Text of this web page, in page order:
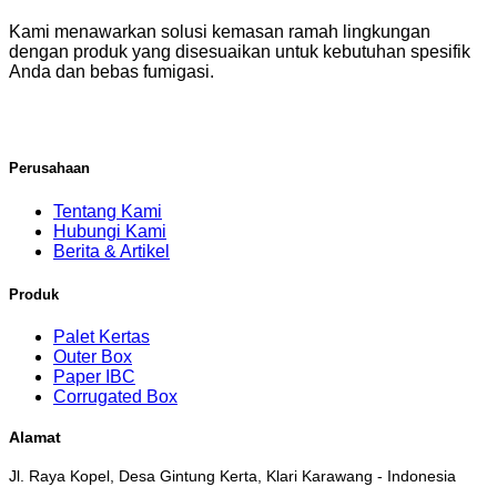
Kami menawarkan solusi kemasan ramah lingkungan
dengan produk yang disesuaikan untuk kebutuhan spesifik
Anda dan bebas fumigasi.
Perusahaan
Tentang Kami
Hubungi Kami
Berita & Artikel
Produk
Palet Kertas
Outer Box
Paper IBC
Corrugated Box
Alamat
Jl. Raya Kopel, Desa Gintung Kerta, Klari Karawang - Indonesia